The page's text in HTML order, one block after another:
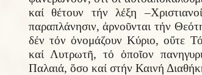
καί θέτουν τήν λέξη
παραπλάνησιν, ἀρνοῦνται τήν
δέν τόν ὀνομάζουν Κύριο, οὔτε
καί Λυτρωτῆ, τό ὁποῖον
Παλαιά, ὅσο καί στήν Καινή